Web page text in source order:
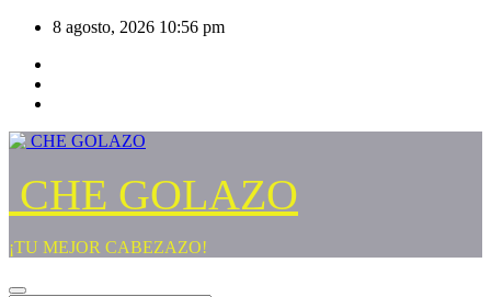
Saltar
contenido
8 agosto, 2026 10:56 pm
CHE GOLAZO
¡TU MEJOR CABEZAZO!